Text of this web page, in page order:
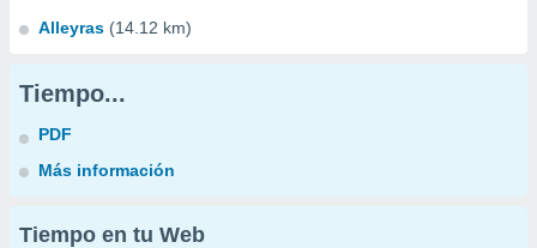
Alleyras (14.12 km)
Tiempo...
PDF
Más información
Tiempo en tu Web